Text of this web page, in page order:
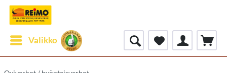
Valikko